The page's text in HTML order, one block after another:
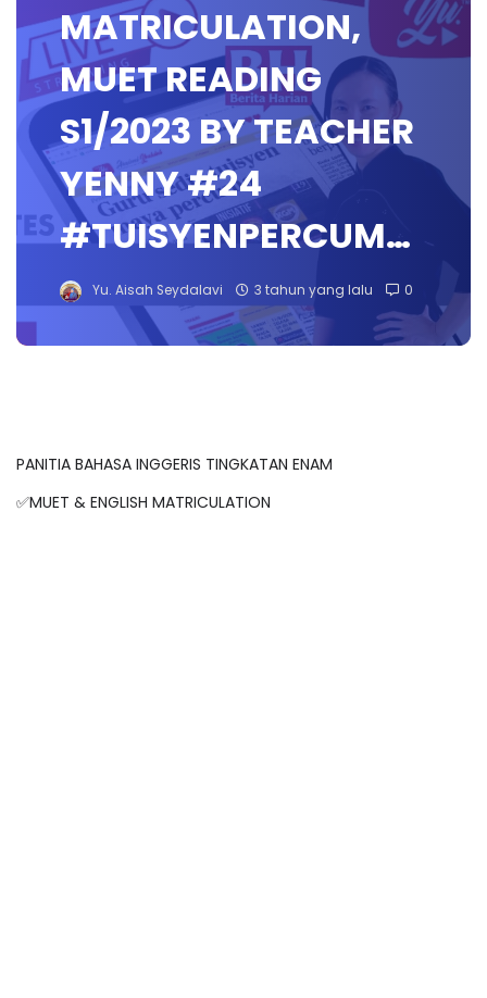
MATRICULATION,
MUET READING
S1/2023 BY TEACHER
YENNY #24
#TUISYENPERCUM…
Yu. Aisah Seydalavi 3 tahun yang lalu 0
PANITIA BAHASA INGGERIS TINGKATAN ENAM
✅MUET & ENGLISH MATRICULATION